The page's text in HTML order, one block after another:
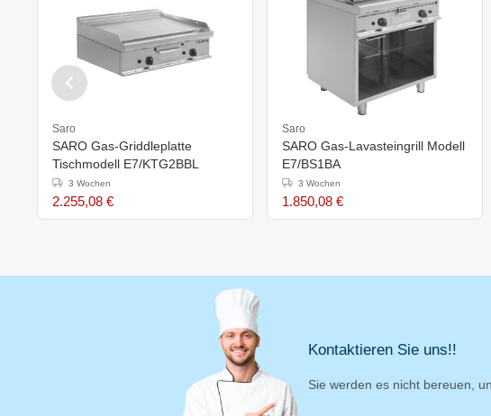
Saro
SARO Gas-Griddleplatte
Tischmodell E7/KTG2BBL
3 Wochen
2.255,08 €
Saro
SARO Gas-Lavasteingrill Modell
E7/BS1BA
3 Wochen
1.850,08 €
Kontaktieren Sie uns!!
Sie werden es nicht bereuen,